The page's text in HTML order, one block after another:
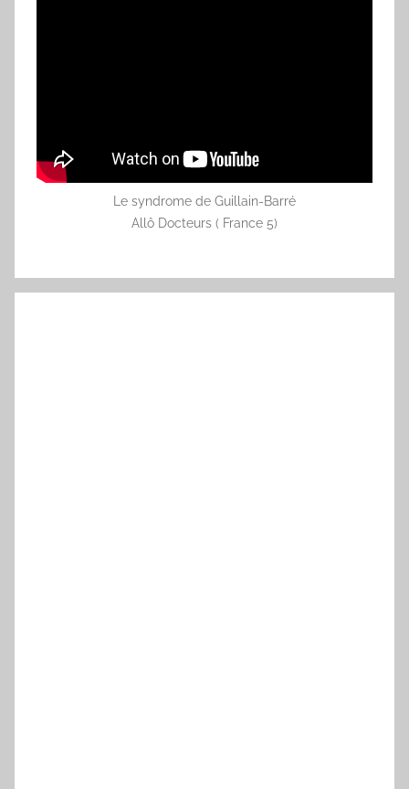
Le syndrome de Guillain-Barré
Allô Docteurs ( France 5)